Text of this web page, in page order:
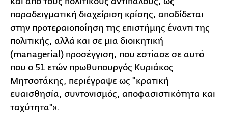
παραδειγματική διαχείριση κρίσης, αποδίδεται
στην προτεραιοποίηση της επιστήμης έναντι της
πολιτικής, αλλά και σε μια διοικητική
(managerial) προσέγγιση, που εστίασε σε αυτό
που ο 51 ετών πρωθυπουργός Κυριάκος
Μητσοτάκης, περιέγραψε ως "κρατική
ευαισθησία, συντονισμός, αποφασιστικότητα και
ταχύτητα"».